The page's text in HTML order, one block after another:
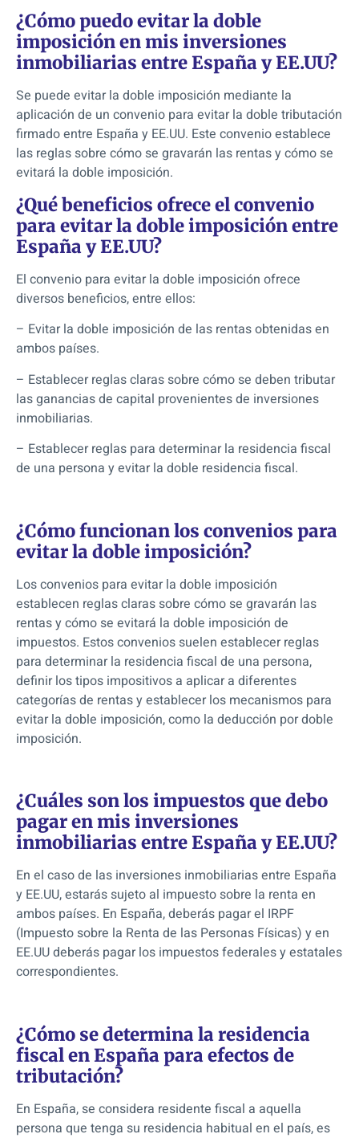
¿Cómo puedo evitar la doble
imposición en mis inversiones
inmobiliarias entre España y EE.UU?
Se puede evitar la doble imposición mediante la
aplicación de un convenio para evitar la doble tributación
firmado entre España y EE.UU. Este convenio establece
las reglas sobre cómo se gravarán las rentas y cómo se
evitará la doble imposición.
¿Qué beneficios ofrece el convenio
para evitar la doble imposición entre
España y EE.UU?
El convenio para evitar la doble imposición ofrece
diversos beneficios, entre ellos:
– Evitar la doble imposición de las rentas obtenidas en
ambos países.
– Establecer reglas claras sobre cómo se deben tributar
las ganancias de capital provenientes de inversiones
inmobiliarias.
– Establecer reglas para determinar la residencia fiscal
de una persona y evitar la doble residencia fiscal.
¿Cómo funcionan los convenios para
evitar la doble imposición?
Los convenios para evitar la doble imposición
establecen reglas claras sobre cómo se gravarán las
rentas y cómo se evitará la doble imposición de
impuestos. Estos convenios suelen establecer reglas
para determinar la residencia fiscal de una persona,
definir los tipos impositivos a aplicar a diferentes
categorías de rentas y establecer los mecanismos para
evitar la doble imposición, como la deducción por doble
imposición.
¿Cuáles son los impuestos que debo
pagar en mis inversiones
inmobiliarias entre España y EE.UU?
En el caso de las inversiones inmobiliarias entre España
y EE.UU, estarás sujeto al impuesto sobre la renta en
ambos países. En España, deberás pagar el IRPF
(Impuesto sobre la Renta de las Personas Físicas) y en
EE.UU deberás pagar los impuestos federales y estatales
correspondientes.
¿Cómo se determina la residencia
fiscal en España para efectos de
tributación?
En España, se considera residente fiscal a aquella
persona que tenga su residencia habitual en el país, es